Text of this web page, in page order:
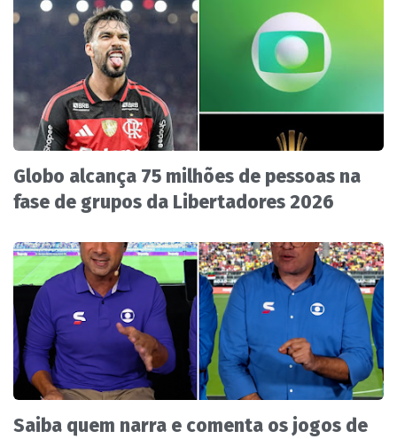
Globo alcança 75 milhões de pessoas na
fase de grupos da Libertadores 2026
Saiba quem narra e comenta os jogos de